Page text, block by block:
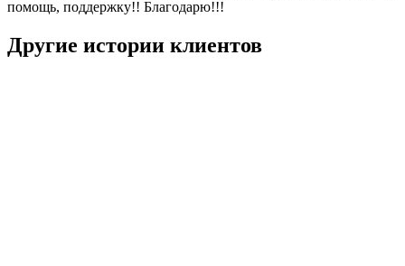
помощь, поддержку!! Благодарю!!!
Другие истории клиентов